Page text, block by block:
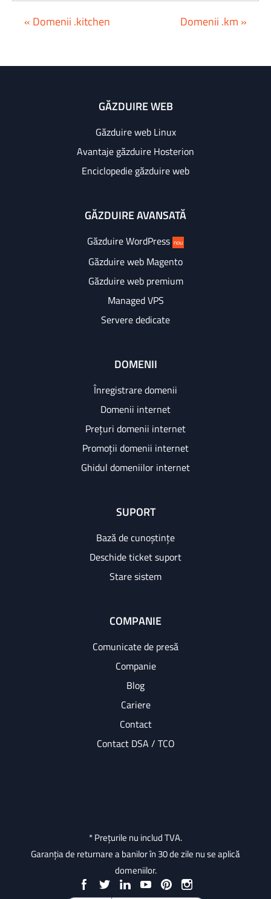
« Domenii .kitchen Domenii .km »
GĂZDUIRE WEB
Găzduire web Linux
Avantaje găzduire Hosterion
Enciclopedie găzduire web
GĂZDUIRE AVANSATĂ
Găzduire WordPress nou
Găzduire web Magento
Găzduire web premium
Managed VPS
Servere dedicate
DOMENII
Înregistrare domenii
Domenii internet
Prețuri domenii internet
Promoții domenii internet
Ghidul domeniilor internet
SUPORT
Bază de cunoștințe
Deschide ticket suport
Stare sistem
COMPANIE
Comunicate de presă
Companie
Blog
Cariere
Contact
Contact DSA / TCO
* Prețurile nu includ TVA.
Garanția de returnare a banilor în 30 de zile nu se aplică
domeniilor.